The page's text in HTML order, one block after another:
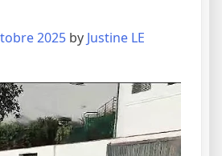
2025 by Justine LE